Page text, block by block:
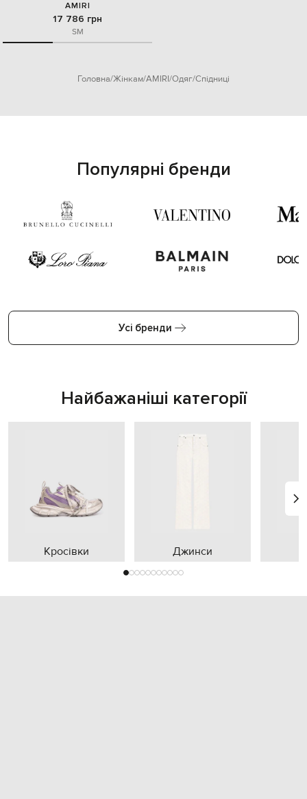
AMIRI
17 786 грн
SM
Головна Жінкам AMIRI Одяг Спідниці
Популярні бренди
Усі бренди
Найбажаніші категорії
Кросівки Джинси